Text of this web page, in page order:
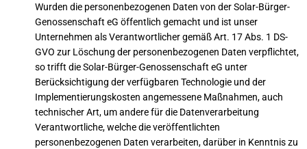
Wurden die personenbezogenen Daten von der Solar-Bürger-
Genossenschaft eG öffentlich gemacht und ist unser
Unternehmen als Verantwortlicher gemäß Art. 17 Abs. 1 DS-
GVO zur Löschung der personenbezogenen Daten verpflichtet,
so trifft die Solar-Bürger-Genossenschaft eG unter
Berücksichtigung der verfügbaren Technologie und der
Implementierungskosten angemessene Maßnahmen, auch
technischer Art, um andere für die Datenverarbeitung
Verantwortliche, welche die veröffentlichten
personenbezogenen Daten verarbeiten, darüber in Kenntnis zu